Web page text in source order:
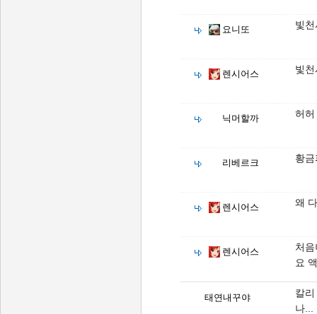
요니또 빛
렌시어스 빛
닉머할까 허허
리베르크 황
렌시어스 왜
렌시어스
처
요
태연내꾸야
칼
나...